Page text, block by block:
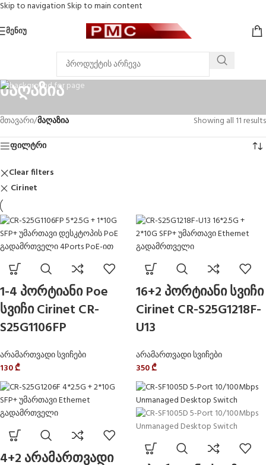
Skip to navigation Skip to main content
ᲛᲔᲜᲘᲣ
მაღაზია
მთავარი/მაღაზია
Showing all 11 results
ფილტრი
Clear filters
Cirinet
1-4 პორტიანი Poe
სვიჩი Cirinet CR-
S25G1106FP
არამართვადი სვიჩები
130₾
16+2 პორტიანი სვიჩი
Cirinet CR-S25G1218F-
U13
არამართვადი სვიჩები
350₾
4+2 არამართვადი